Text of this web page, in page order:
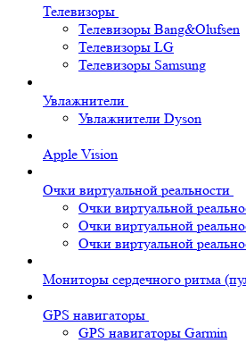
Телевизоры
Телевизоры Bang&Olufsen
Телевизоры LG
Телевизоры Samsung
Увлажнители
Увлажнители Dyson
Apple Vision
Очки виртуальной реальности
Очки виртуальной
Очки виртуальной
Очки виртуальной
Мониторы сердечного ритма
GPS навигаторы
GPS навигаторы Garmin